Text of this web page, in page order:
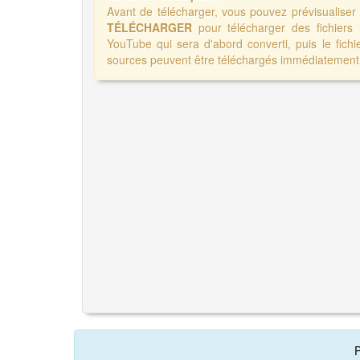
Avant de télécharger, vous pouvez
TÉLÉCHARGER pour télécharger des
YouTube qui sera d'abord converti, puis le
sources peuvent être téléchargés